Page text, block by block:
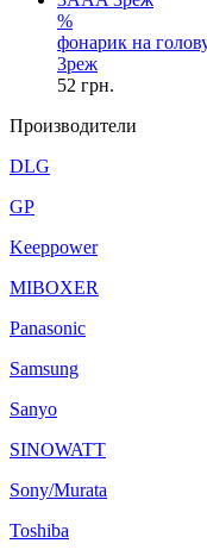
%
фонарик на
3реж
52 грн.
Производители
DLG
GP
Keeppower
MIBOXER
Panasonic
Samsung
Sanyo
SINOWATT
Sony/Murata
Toshiba